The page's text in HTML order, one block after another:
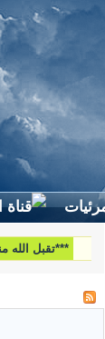
لطرح